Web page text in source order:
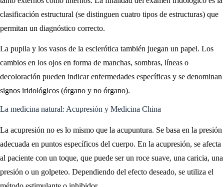
clasificación estructural (se distinguen cuatro tipos de estructuras) que
permitan un diagnóstico correcto.
La pupila y los vasos de la esclerótica también juegan un papel. Los
cambios en los ojos en forma de manchas, sombras, líneas o
decoloración pueden indicar enfermedades específicas y se denominan
signos iridológicos (órgano y no órgano).
La medicina natural: Acupresión y Medicina China
La acupresión no es lo mismo que la acupuntura. Se basa en la presión
adecuada en puntos específicos del cuerpo. En la acupresión, se afecta
al paciente con un toque, que puede ser un roce suave, una caricia, una
presión o un golpeteo. Dependiendo del efecto deseado, se utiliza el